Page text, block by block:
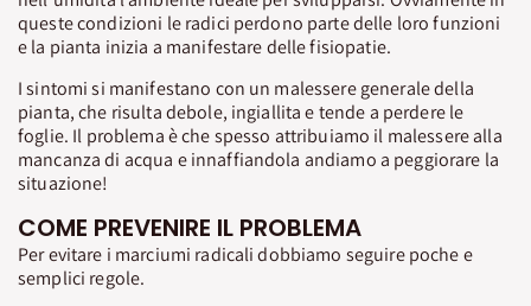
queste condizioni le radici perdono parte delle loro funzioni
e la pianta inizia a manifestare delle fisiopatie.
I sintomi si manifestano con un malessere generale della
pianta, che risulta debole, ingiallita e tende a perdere le
foglie. Il problema è che spesso attribuiamo il malessere alla
mancanza di acqua e innaffiandola andiamo a peggiorare la
situazione!
COME PREVENIRE IL PROBLEMA
Per evitare i marciumi radicali dobbiamo seguire poche e
semplici regole.